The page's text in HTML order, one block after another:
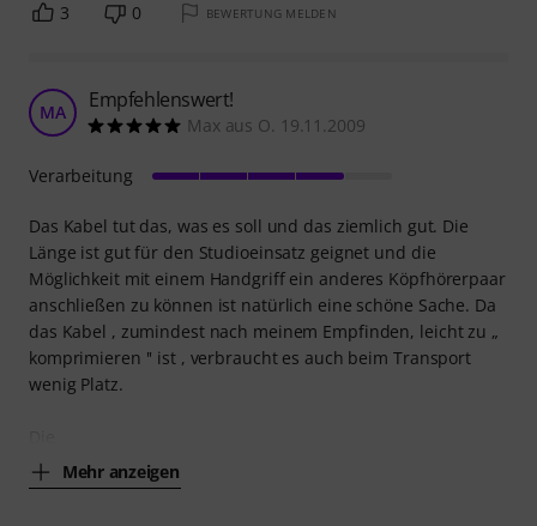
3 0 BEWERTUNG MELDEN
MA Empfehlenswert!
Max aus O. 19.11.2009
Das Kabel tut das, was es soll und das ziemlich gut. Die
Länge ist gut für den Studioeinsatz geignet und die
Möglichkeit mit einem Handgriff ein anderes Köpfhörerpaar
anschließen zu können ist natürlich eine schöne Sache. Da
das Kabel , zumindest nach meinem Empfinden, leicht zu „
komprimieren '' ist , verbraucht es auch beim Transport
wenig Platz.
Mehr anzeigen
Verarbeitung